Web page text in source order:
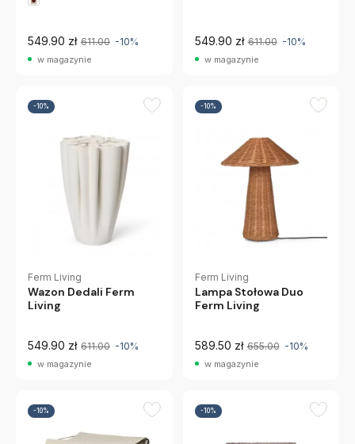
549.90 zł 611.00 -10%
w magazynie
549.90 zł 611.00 -10%
w magazynie
-10%
Ferm Living
Wazon Dedali Ferm
Living
549.90 zł 611.00 -10%
w magazynie
-10%
Ferm Living
Lampa Stołowa Duo
Ferm Living
589.50 zł 655.00 -10%
w magazynie
-10% -10%